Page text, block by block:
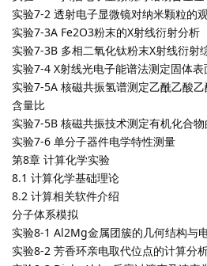
实验7-2 透射电子显微镜对纳米颗粒的
实验7-3A Fe2O3粉末的X射线衍射分析
实验7-3B 多相二氧化钛粉末X射线衍射
实验7-4 X射线光电子能谱法测定固体
实验7-5A 核磁共振氢谱测定乙酰乙酸
含量比
实验7-5B 核磁共振技术测定有机化合
实验7-6 单分子器件电学特性测量
第8章 计算化学实验
8.1 计算化学基础理论
8.2 计算相关软件介绍
分子体系模拟
实验8-1 Al2Mg金属团簇的几何结构与
实验8-2 芳香环亲电取代位点的计算分